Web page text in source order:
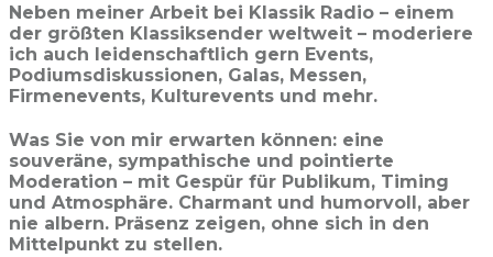
Neben meiner Arbeit bei Klassik Radio – einem
der größten Klassiksender weltweit – moderiere
ich auch leidenschaftlich gern Events,
Podiumsdiskussionen, Galas, Messen,
Firmenevents, Kulturevents und mehr.​
Was Sie von mir erwarten können: eine
souveräne, sympathische und pointierte
Moderation – mit Gespür für Publikum, Timing
und Atmosphäre. Charmant und humorvoll, aber
nie albern. Präsenz zeigen, ohne sich in den
Mittelpunkt zu stellen.​